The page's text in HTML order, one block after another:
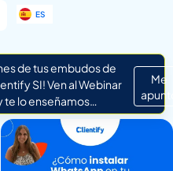
ES
IT
de tus embudos de
SI! Ven al Webinar
te lo enseñamos…
Me